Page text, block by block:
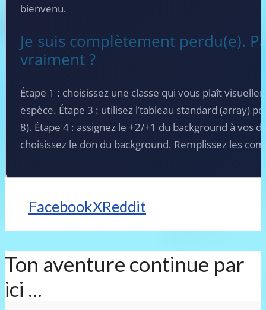
bienvenu.
Je suis complètement perdu(e).
vraiment ?
Étape 1 : choisissez une classe qui vous plaît
espèce. Étape 3 : utilisez l’tableau standard (array)
8). Étape 4 : assignez le +2/+1 du background à vos
choisissez le don du background. Remplissez les
FacebookXReddit
Ton aventure continue par
ici ...